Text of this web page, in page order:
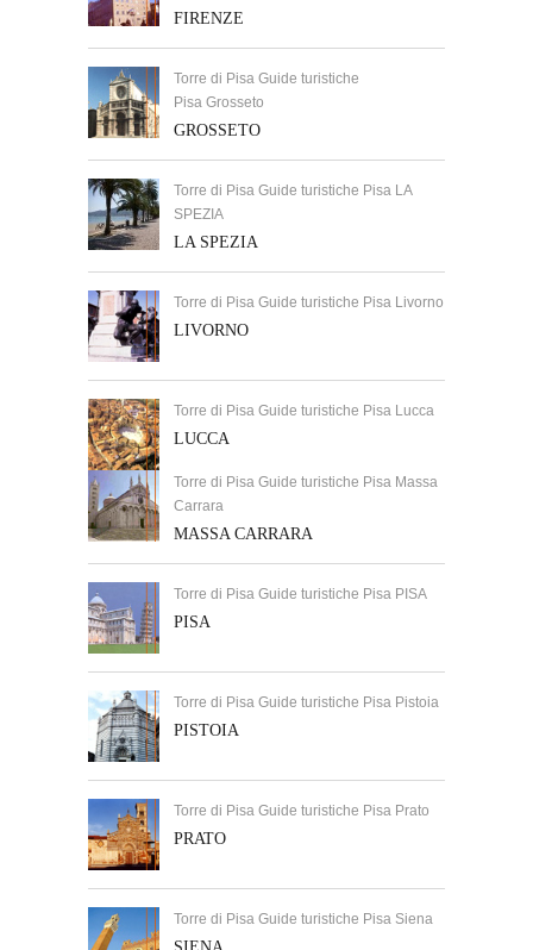
FIRENZE
Torre di Pisa Guide turistiche
Pisa Grosseto
GROSSETO
Torre di Pisa Guide turistiche Pisa LA
SPEZIA
LA SPEZIA
Torre di Pisa Guide turistiche Pisa Livorno
LIVORNO
Torre di Pisa Guide turistiche Pisa Lucca
LUCCA
Torre di Pisa Guide turistiche Pisa Massa
Carrara
MASSA CARRARA
Torre di Pisa Guide turistiche Pisa PISA
PISA
Torre di Pisa Guide turistiche Pisa Pistoia
PISTOIA
Torre di Pisa Guide turistiche Pisa Prato
PRATO
Torre di Pisa Guide turistiche Pisa Siena